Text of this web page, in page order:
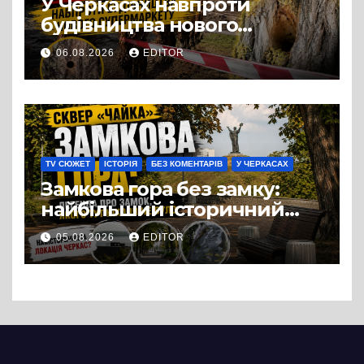
будівництва нового
супермаркету VARUS на
проспекті Перемоги всохли
дерева. І це навряд чи
можна назвати
випадковістю
06.08.2026 EDITOR
TV СЮЖЕТ ІСТОРІЯ БЕЗ КОМЕНТАРІВ У ЧЕРКАСАХ
Замкова гора без замку:
найбільший історичний
міф Черкас
05.08.2026 EDITOR